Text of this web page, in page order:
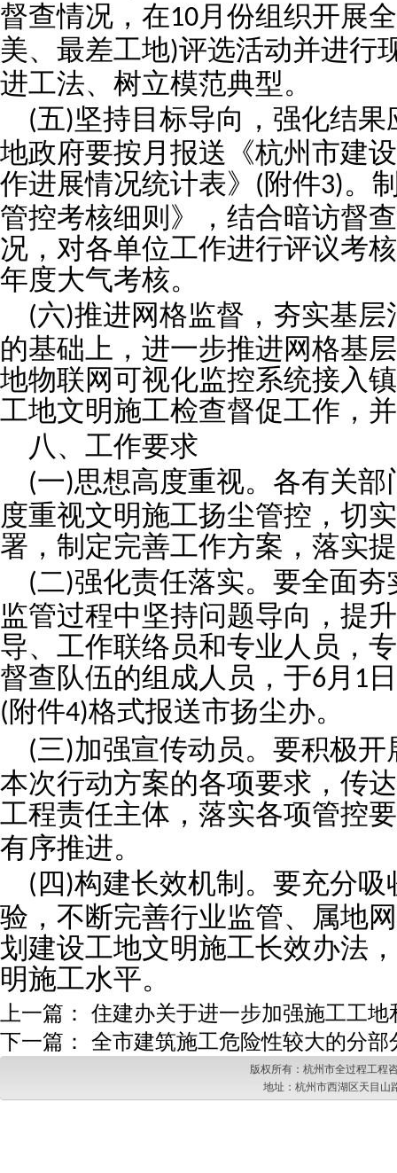
督查情况，在10月份组织开展
美、最差工地)评选活动并进行
进工法、树立模范典型。
(五)坚持目标导向，强化结
地政府要按月报送《杭州市建
作进展情况统计表》
( 附件3)。
管控考核细则》，结合暗访督
况，对各单位工作进行评议考
年度大气考核。
(六)推进网格监督，夯实基
的基础上，进一步推进网格基
地物联网可视化监控系统接入
工地文明施工检查督促工作，
八、工作要求
(一)思想高度重视。各有关部
度重视文明施工扬尘管控，切
署，制定完善工作方案，落实
(二)强化责任落实。要全面
监管过程中坚持问题导向，提
导、工作联络员和专业人员，
督查队伍的组成人员，于6月 1
( 附件4)格式报送市扬尘办。
(三)加强宣传动员。要积极
本次行动方案的各项要求，传
工程责任主体，落实各项管控
有序推进。
( 四 )构建长效机制。要充分
验，不断完善行业监管、属地
划建设工地文明施工长效办法
明施工水平。
上一篇： 住建办关于进一步加强施工工
下一篇： 全市建筑施工危险性较大的分
版权所有：杭州市全过程工程
地址：杭州市西湖区天目